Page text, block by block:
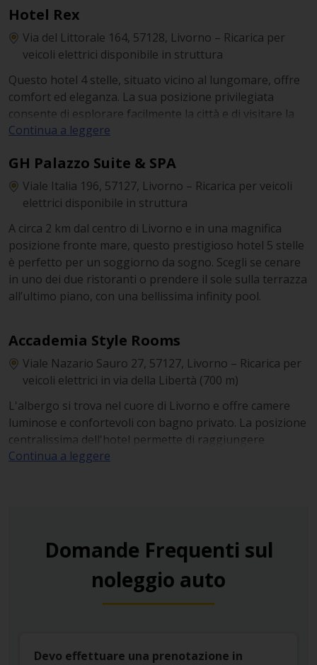
Hotel Rex
Via del Littorale 164, 57128, Livorno – Ricarica per
veicoli elettrici disponibile in struttura
Questo hotel 4 stelle, situato vicino al lungomare, offre
comfort ed eleganza. La sua posizione privilegiata
consente di esplorare facilmente la città e di visitare la
famosa Terrazza Mascagni. L'hotel offre camere
ricarica per veicoli elettrici in struttura.
Continua a leggere
GH Palazzo Suite & SPA
Viale Italia 196, 57127, Livorno – Ricarica per veicoli
elettrici disponibile in struttura
A circa 2 km dal centro di Livorno e in una magnifica
posizione fronte mare, questo prestigioso hotel 5 stelle
è perfetto per un soggiorno da sogno. Scegli se cenare
in uno dei due ristoranti o prendere il sole sulla terrazza
all’ultimo piano, con una bellissima infinity pool.
Accademia Style Rooms
Viale Nazario Sauro 27, 57127, Livorno – Ricarica per
veicoli elettrici in via della Libertà (700 m)
L'albergo si trova nel cuore di Livorno e offre camere
luminose e confortevoli con bagno privato. La posizione
centralissima dell'hotel permette di raggiungere
facilmente a piedi i principali luoghi d'interesse della
Continua a leggere
Domande Frequenti sul
noleggio auto
Devo effettuare una prenotazione in